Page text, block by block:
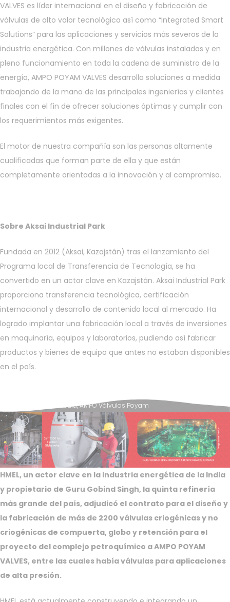
VALVES es líder internacional en el diseño y fabricación de
válvulas de alto valor tecnológico así como “Integrated Smart
Solutions” para las aplicaciones y servicios más severos de la
industria energética. Con millones de válvulas instaladas y en
pleno funcionamiento en toda la cadena de suministro de la
energía, AMPO POYAM VALVES desarrolla soluciones a medida
trabajando de la mano de las principales ingenierías y clientes
finales con el fin de ofrecer soluciones óptimas y cumplir con
los requerimientos más exigentes.
El motor de nuestra compañía son las personas altamente
cualificadas que forman parte de ella y que están
completamente orientadas a la innovación y al compromiso.
Sobre Aksai Industrial Park
Fundada en 2012 (Aksai, Kazajstán) tras el lanzamiento del
Programa local de Transferencia de Tecnología, se ha
convertido en un actor clave en Kazajstán. Aksai Industrial Park
proporciona transferencia tecnológica, certificación
internacional y desarrollo de contenido local al mercado. Ha
logrado implantar una fabricación local a través de inversiones
en maquinaría, equipos y laboratorios, pudiendo así fabricar
productos y bienes de equipo que antes no estaban disponibles
en el país.
News & Media,AMPO Válvulas Poyam
HMEL, un actor clave en la industria energética de la India
y propietario de Guru Gobind Singh, la quinta refinería
más grande del país, adjudicó el contrato para el diseño y
la fabricación de más de 2200 válvulas criogénicas y no
criogénicas de compuerta, globo y retención para el
proyecto del complejo petroquímico a AMPO POYAM
VALVES, entre las cuales había válvulas para aplicaciones
de alta presión.